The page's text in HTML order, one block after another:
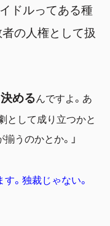
ドルってある種
の人権として扱
めるんですよ。あ
として成り立つかと
うのかとか。」
。独裁じゃない。